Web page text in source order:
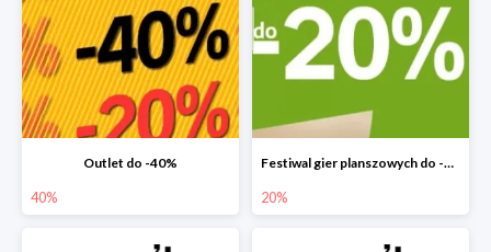
Outlet do -40%
40%
Festiwal gier planszowych do -20%
20%